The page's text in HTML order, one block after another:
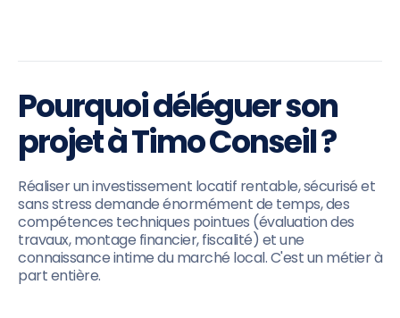
Pourquoi déléguer son
projet à Timo Conseil ?
Réaliser un investissement locatif rentable, sécurisé et
sans stress demande énormément de temps, des
compétences techniques pointues (évaluation des
travaux, montage financier, fiscalité) et une
connaissance intime du marché local. C'est un métier à
part entière.